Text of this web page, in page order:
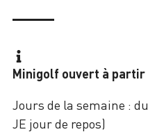
Minigolf ouvert à partir
Jours de la semaine :
JE jour de repos)